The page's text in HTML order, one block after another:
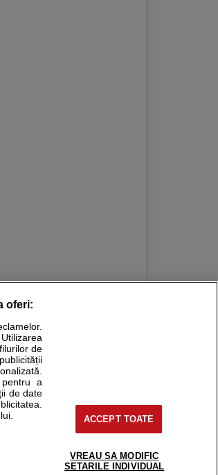
consultul medical direct si
fie unul dintre medicii pe care
support@sfatulmedicului.ro
0374 109 268
oferi:
de
pentru a
de date
ACCEPT TOATE
VREAU SA MODIFIC
SETARILE INDIVIDUAL